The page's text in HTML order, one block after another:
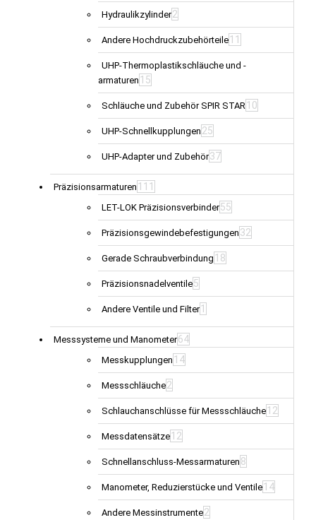
Hydraulikzylinder2
Andere Hochdruckzubehörteile 11
UHP-Thermoplastikschläuche und -
armaturen 15
Schläuche und Zubehör SPIR STAR 10
UHP-Schnellkupplungen 25
UHP-Adapter und Zubehör37
Präzisionsarmaturen 111
LET-LOK Präzisionsverbinder55
Präzisionsgewindebefestigungen 32
Gerade Schraubverbindung 18
Präzisionsnadelventile5
Andere Ventile und Filter 1
Messsysteme und Manometer64
Messkupplungen 14
Messschläuche2
Schlauchanschlüsse für Messschläuche 12
Messdatensätze 12
Schnellanschluss-Messarmaturen 8
Manometer, Reduzierstücke und Ventile 14
Andere Messinstrumente2